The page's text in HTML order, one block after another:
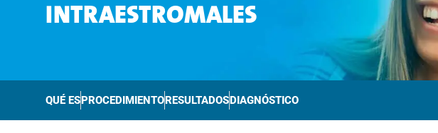
INTRAESTROMALES
QUÉ ESPROCEDIMIENTORESULTADOSDIAGNÓSTICO